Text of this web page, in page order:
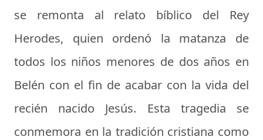
se remonta al relato bíblico del Rey
Herodes, quien ordenó la matanza de
todos los niños menores de dos años en
Belén con el fin de acabar con la vida del
recién nacido Jesús. Esta tragedia se
conmemora en la tradición cristiana como